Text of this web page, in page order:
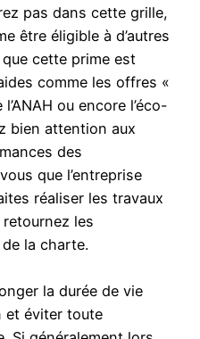
pas dans cette grille,
être éligible à d’autres
cette prime est
comme les offres «
ou encore l’éco-
bien attention aux
des
que l’entreprise
réaliser les travaux
les
la charte.
la durée de vie
et éviter toute